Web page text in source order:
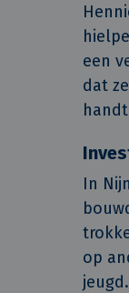
een
dat
In
op